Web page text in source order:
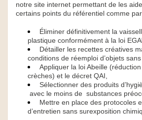
notre site internet permettant de les
certains points du référentiel comme par
Éliminer définitivement la
plastique conformément à la loi
Détailler les recettes créatives
conditions de réemploi d’objets
Appliquer la loi Abeille
crèches) et le décret QAI,
Sélectionner des produits
avec le moins de  substances
Mettre en place des protocoles
d’entretien sans surexposition